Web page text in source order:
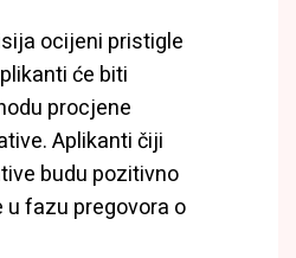
ocijeni pristigle
će biti
procjene
Aplikanti čiji
budu pozitivno
fazu pregovora o